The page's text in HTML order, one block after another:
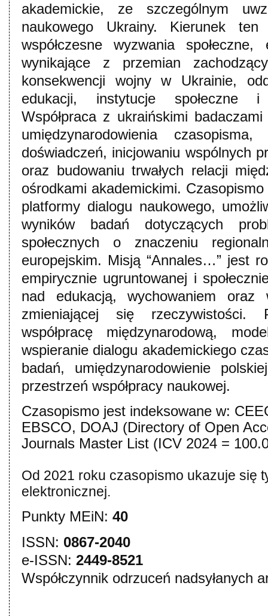
akademickie, ze szczególnym
naukowego Ukrainy. Kierunek
współczesne wyzwania
wynikające z przemian
konsekwencji wojny w Ukrainie,
edukacji, instytucje społeczne i
Współpraca z ukraińskimi
umiędzynarodowienia
doświadczeń, inicjowaniu wspólnych
oraz budowaniu trwałych relacji
ośrodkami akademickimi.
platformy dialogu naukowego,
wyników badań dotyczących
społecznych o znaczeniu
europejskim. Misją “Annales…” jest
empirycznie ugruntowanej i
nad edukacją, wychowaniem oraz
zmieniającej się rzeczywistości.
współpracę międzynarodową,
wspieranie dialogu akademickiego
badań, umiędzynarodowienie
przestrzeń współpracy naukowej.
Czasopismo jest indeksowane w:
EBSCO, DOAJ (Directory of Open
Journals Master List (ICV 2024 =
Od 2021 roku czasopismo ukazuje się
elektronicznej.
Punkty MEiN: 40
ISSN: 0867-2040
e-ISSN: 2449-8521
Współczynnik odrzuceń nadsyłanych